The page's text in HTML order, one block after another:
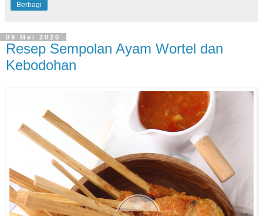
Berbagi
09 Mei 2020
Resep Sempolan Ayam Wortel dan
Kebodohan